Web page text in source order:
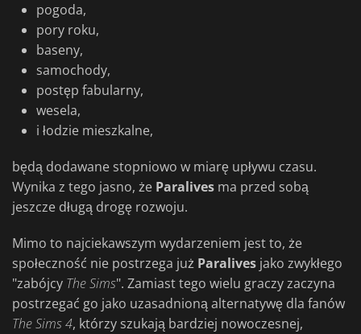
pogoda,
pory roku,
baseny,
samochody,
postęp fabularny,
wesela,
i łodzie mieszkalne,
będą dodawane stopniowo w miarę upływu czasu.
Wynika z tego jasno, że Paralives ma przed sobą
jeszcze długą drogę rozwoju.
Mimo to najciekawszym wydarzeniem jest to, że
społeczność nie postrzega już Paralives jako zwykłego
"zabójcy TheSims". Zamiast tego wielu graczy zaczyna
postrzegać go jako uzasadnioną alternatywę dla fanów
The Sims 4, którzy szukają bardziej nowoczesnej,